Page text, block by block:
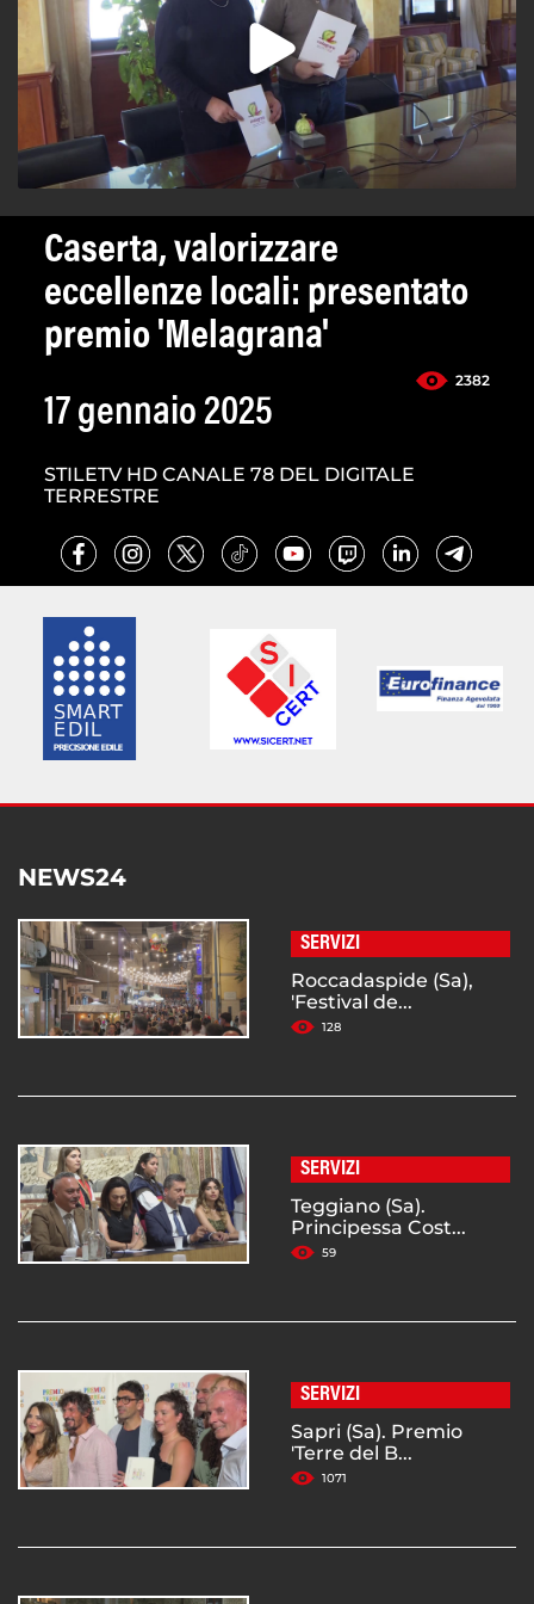
Caserta, valorizzare
eccellenze locali: presentato
premio 'Melagrana'
2382
17 gennaio 2025
STILETV HD CANALE 78 DEL DIGITALE
TERRESTRE
NEWS24
SERVIZI
Roccadaspide (Sa),
'Festival de...
128
SERVIZI
Teggiano (Sa).
Principessa Cost...
59
SERVIZI
Sapri (Sa). Premio
'Terre del B...
1071